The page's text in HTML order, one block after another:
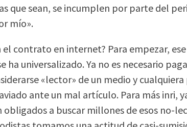
que sean, se incumplen por parte del
mío».
el contrato en internet? Para empezar,
ha universalizado. Ya no es necesario
«lector» de un medio y
ante un mal artículo. Para más inri,
obligados a buscar millones de esos no-